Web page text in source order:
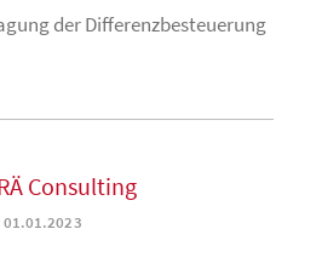
der Differenzbesteuerung
Consulting